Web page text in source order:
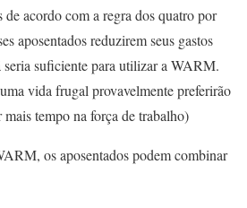
de acordo com a regra dos quatro por
aposentados reduzirem seus gastos
suficiente para utilizar a WARM.
vida frugal provavelmente preferirão
tempo na força de trabalho)
os aposentados podem combinar